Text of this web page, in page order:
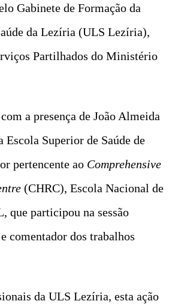
Gabinete de Formação da
da Lezíria (ULS Lezíria),
Partilhados do Ministério
a presença de João Almeida
Escola Superior de Saúde de
pertencente ao Comprehensive
(CHRC), Escola Nacional de
que participou na sessão
comentador dos trabalhos
da ULS Lezíria, esta ação